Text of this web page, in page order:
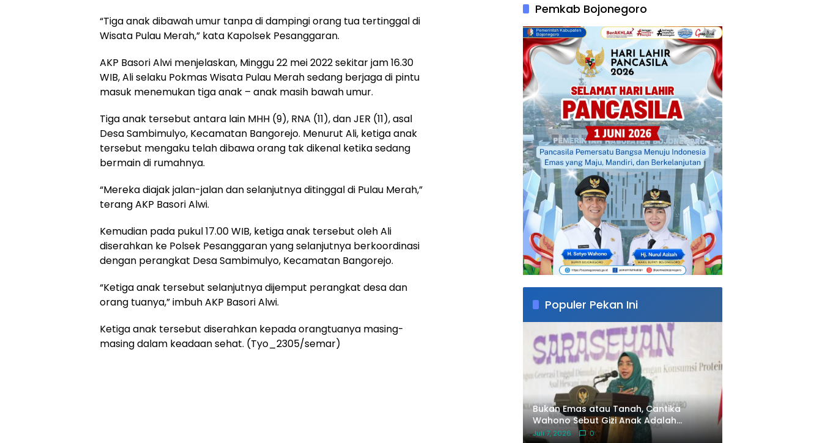
“Tiga anak dibawah umur tanpa di dampingi orang tua tertinggal di
Wisata Pulau Merah,” kata Kapolsek Pesanggaran.
AKP Basori Alwi menjelaskan, Minggu 22 mei 2022 sekitar jam 16.30
WIB, Ali selaku Pokmas Wisata Pulau Merah sedang berjaga di pintu
masuk menemukan tiga anak – anak masih bawah umur.
Tiga anak tersebut antara lain MHH (9), RNA (11), dan JER (11), asal
Desa Sambimulyo, Kecamatan Bangorejo. Menurut Ali, ketiga anak
tersebut mengaku telah dibawa orang tak dikenal ketika sedang
bermain di rumahnya.
“Mereka diajak jalan-jalan dan selanjutnya ditinggal di Pulau Merah,”
terang AKP Basori Alwi.
Kemudian pada pukul 17.00 WIB, ketiga anak tersebut oleh Ali
diserahkan ke Polsek Pesanggaran yang selanjutnya berkoordinasi
dengan perangkat Desa Sambimulyo, Kecamatan Bangorejo.
“Ketiga anak tersebut selanjutnya dijemput perangkat desa dan
orang tuanya,” imbuh AKP Basori Alwi.
Ketiga anak tersebut diserahkan kepada orangtuanya masing-
masing dalam keadaan sehat. (Tyo_2305/semar)
Pemkab Bojonegoro
Populer Pekan Ini
Bukan Emas atau Tanah, Cantika
Wahono Sebut Gizi Anak Adalah
Investasi Terbaik untuk Masa Depan
Juli 7, 2026 0